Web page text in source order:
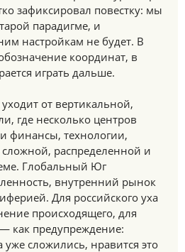
зафиксировал повестку: мы
парадигме, и
настройкам не будет. В
координат, в
играть дальше.
от вертикальной,
где несколько центров
финансы, технологии,
распределенной и
Глобальный Юг
внутренний рынок
Для российского уха
происходящего, для
как предупреждение:
сложились, нравится это